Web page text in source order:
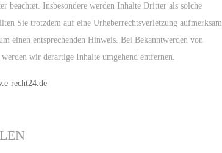
beachtet. Insbesondere werden Inhalte Dritter als solche
Sie trotzdem auf eine Urheberrechtsverletzung aufmerksam
einen entsprechenden Hinweis. Bei Bekanntwerden von
wir derartige Inhalte umgehend entfernen.
recht24.de